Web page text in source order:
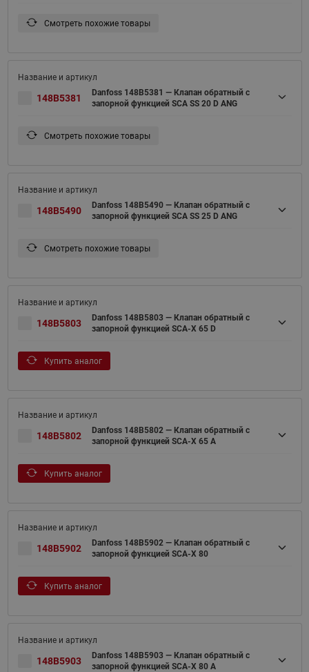
Смотреть похожие товары
148B5381
Danfoss 148B5381 — Клапан обратный с
запорной функцией SCA SS 20 D ANG
Смотреть похожие товары
148B5490
Danfoss 148B5490 — Клапан обратный с
запорной функцией SCA SS 25 D ANG
Смотреть похожие товары
148B5803
Danfoss 148B5803 — Клапан обратный с
запорной функцией SCA-X 65 D
Купить аналог
148B5802
Danfoss 148B5802 — Клапан обратный с
запорной функцией SCA-X 65 A
Купить аналог
148B5902
Danfoss 148B5902 — Клапан обратный с
запорной функцией SCA-X 80
Купить аналог
148B5903
Danfoss 148B5903 — Клапан обратный с
запорной функцией SCA-X 80 A